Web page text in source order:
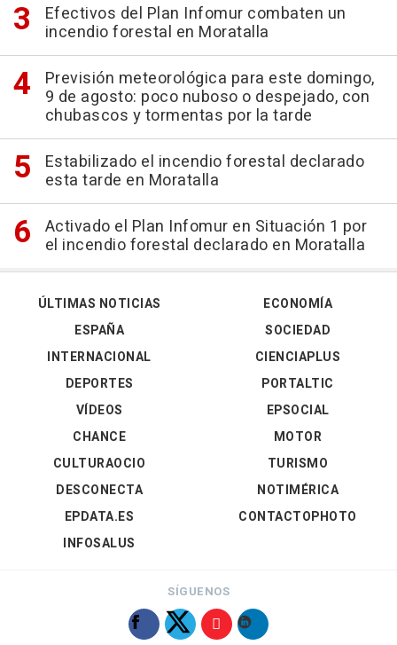
Efectivos del Plan Infomur combaten un
incendio forestal en Moratalla
Previsión meteorológica para este domingo,
9 de agosto: poco nuboso o despejado, con
chubascos y tormentas por la tarde
Estabilizado el incendio forestal declarado
esta tarde en Moratalla
Activado el Plan Infomur en Situación 1 por
el incendio forestal declarado en Moratalla
ÚLTIMAS NOTICIAS
ESPAÑA
INTERNACIONAL
DEPORTES
VÍDEOS
ECONOMÍA
SOCIEDAD
CIENCIAPLUS
PORTALTIC
EPSOCIAL
CHANCE
CULTURAOCIO
DESCONECTA
EPDATA.ES
INFOSALUS
MOTOR
TURISMO
NOTIMÉRICA
CONTACTOPHOTO
SÍGUENOS